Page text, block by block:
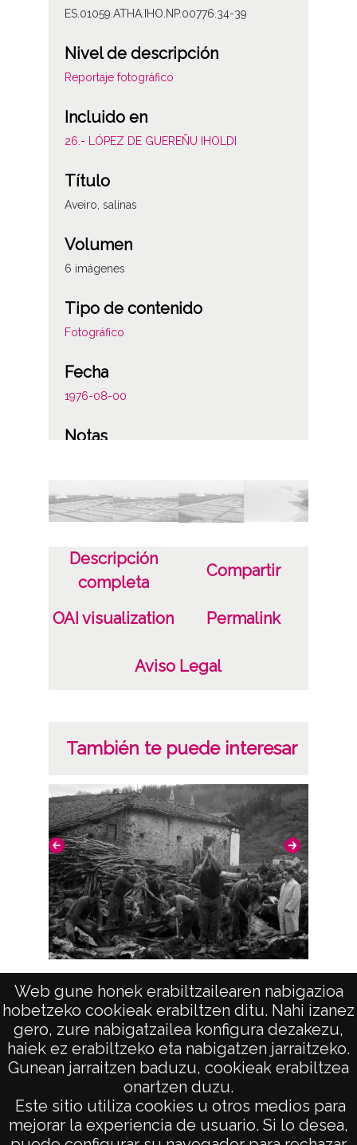
Web gune honek erabiltzailearen nabigazioa
hobetzeko cookieak erabiltzen ditu. Nahi izanez
gero, zure nabigatzailea konfigura dezakezu,
haiek ez erabiltzeko eta nabigatzen jarraitzeko.
Gunean jarraitzen baduzu, cookieak erabiltzea
onartzen duzu.
Este sitio utiliza cookies u otros medios para
mejorar la experiencia de usuario. Si lo desea,
ES.01059.ATHA.IHO.NP.00776.34-39
Nivel de descripción
Reportaje fotográfico
Incluido en
26.- LÓPEZ DE GUEREÑU IHOLDI
Título
Aveiro, salinas
Volumen
6 imágenes
Tipo de contenido
Fotográfico
Fecha
1976-08-00
Notas
Licencia de las imágenes
CC BY-NC-SA 4.0
Descripción
completa
Compartir
OAI visualization Permalink
Aviso Legal
También te puede interesar
Salinas de Leniz
AVISO LEGAL
POLÍTICA DE PRIVACIDAD